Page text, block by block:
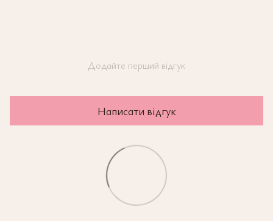
Додайте перший відгук
Написати відгук